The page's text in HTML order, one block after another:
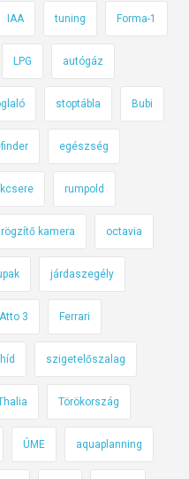
IAA tuning Forma-1
LPG autógáz
stoptábla Bubi
egészség
rumpold
kamera octavia
járdaszegély
3 Ferrari
szigetelőszalag
Törökország
ÚME aquaplanning